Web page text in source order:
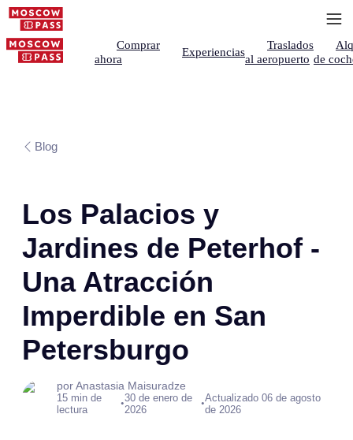
Comprar
ahora
Experiencias
Traslados
al aeropuerto de
Blog
Los Palacios y
Jardines de Peterhof -
Una Atracción
Imperdible en San
Petersburgo
por Anastasia Maisuradze
15 min de
lectura
•30 de enero de
2026
•Actualizado 06 de agosto
de 2026